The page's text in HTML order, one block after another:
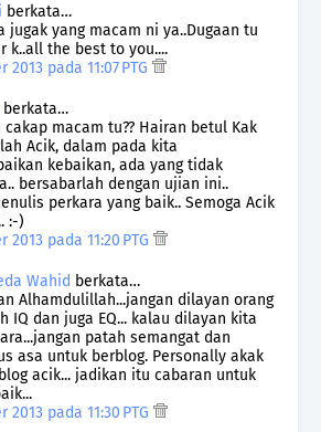
berkata…
jugak yang macam ni ya..Dugaan tu
k..all the best to you....
pada 11:07 PTG
berkata…
cakap macam tu?? Hairan betul Kak
Acik, dalam pada kita
kebaikan, ada yang tidak
bersabarlah dengan ujian ini..
perkara yang baik.. Semoga Acik
:-)
2013 pada 11:20 PTG
Wahid berkata…
Alhamdulillah...jangan dilayan orang
IQ dan juga EQ... kalau dilayan kita
patah semangat dan
asa untuk berblog. Personally akak
acik... jadikan itu cabaran untuk
2013 pada 11:30 PTG